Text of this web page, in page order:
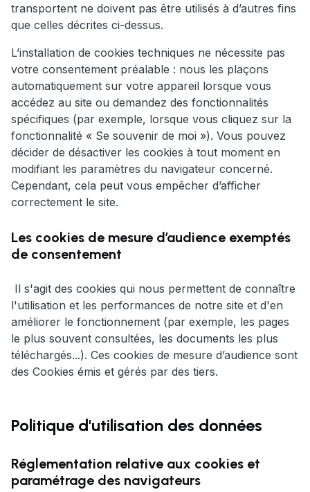
transportent ne doivent pas être utilisés à d’autres fins
que celles décrites ci-dessus.
L’installation de cookies techniques ne nécessite pas
votre consentement préalable : nous les plaçons
automatiquement sur votre appareil lorsque vous
accédez au site ou demandez des fonctionnalités
spécifiques (par exemple, lorsque vous cliquez sur la
fonctionnalité « Se souvenir de moi »). Vous pouvez
décider de désactiver les cookies à tout moment en
modifiant les paramètres du navigateur concerné.
Cependant, cela peut vous empêcher d’afficher
correctement le site.
Les cookies de mesure d’audience exemptés
de consentement
Il s'agit des cookies qui nous permettent de connaître
l'utilisation et les performances de notre site et d'en
améliorer le fonctionnement (par exemple, les pages
le plus souvent consultées, les documents les plus
téléchargés...). Ces cookies de mesure d’audience sont
des Cookies émis et gérés par des tiers.
Politique d'utilisation des données
Réglementation relative aux cookies et
paramétrage des navigateurs